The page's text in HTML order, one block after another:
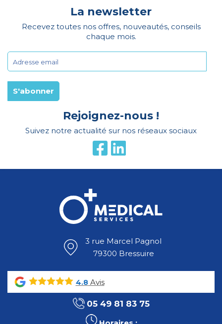
La newsletter
Recevez toutes nos offres, nouveautés, conseils
chaque mois.
Rejoignez-nous !
Suivez notre actualité sur nos réseaux sociaux
3 rue Marcel Pagnol
79300 Bressuire
4.8Avis
05 49 81 83 75